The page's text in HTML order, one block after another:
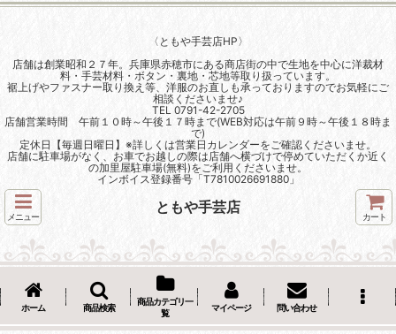
〈ともや手芸店HP〉
店舗は創業昭和２７年。兵庫県赤穂市にある商店街の中で生地を中心に洋裁材
料・手芸材料・ボタン・裏地・芯地等取り扱っています。
裾上げやファスナー取り換え等、洋服のお直しも承っておりますのでお気軽にご
相談くださいませ♪
TEL 0791-42-2705
店舗営業時間 午前１０時～午後１７時まで(WEB対応は午前９時～午後１８時ま
で)
定休日【毎週日曜日】※詳しくは営業日カレンダーをご確認くださいませ。
店舗に駐車場がなく、お車でお越しの際は店舗へ横づけで停めていただくか近く
の加里屋駐車場(無料)をご利用くださいませ。
インボイス登録番号「T7810026691880」
メニュー
ともや手芸店
カート
ホーム 商品検索
商品カテゴリ一
覧
マイページ 問い合わせ